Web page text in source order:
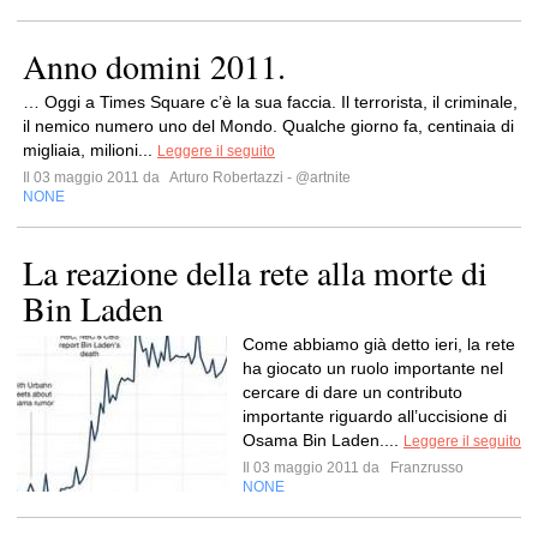
Anno domini 2011.
… Oggi a Times Square c’è la sua faccia. Il terrorista, il criminale,
il nemico numero uno del Mondo. Qualche giorno fa, centinaia di
migliaia, milioni...
Leggere il seguito
Il 03 maggio 2011 da Arturo Robertazzi - @artnite
NONE
La reazione della rete alla morte di
Bin Laden
Come abbiamo già detto ieri, la rete
ha giocato un ruolo importante nel
cercare di dare un contributo
importante riguardo all’uccisione di
Osama Bin Laden....
Leggere il seguito
Il 03 maggio 2011 da
Franzrusso
NONE